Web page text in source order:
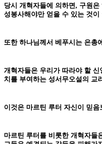
당시 개혁자들에 의하면, 구원
성봉사해야만 얻을 수 있는 것이
또한 하나님께서 베푸시는 은총
개혁자들은 우리가 따라야 할
치를 부여하는 성서무오설의 교
이것은 마르틴 루터 자신이 믿
마르틴 루터를 비롯한 개혁자들